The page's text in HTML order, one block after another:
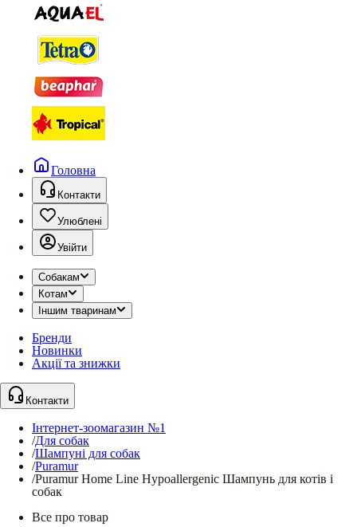
Головна
Контакти
Улюблені
Увійти
Собакам
Котам
Іншим тваринам
Бренди
Новинки
Акції та знижки
Контакти
Інтернет-зоомагазин №1
/Для собак
/Шампуні для собак
/Puramur
/Puramur Home Line Hypoallergenic Шампунь для котів і
собак
Все про товар